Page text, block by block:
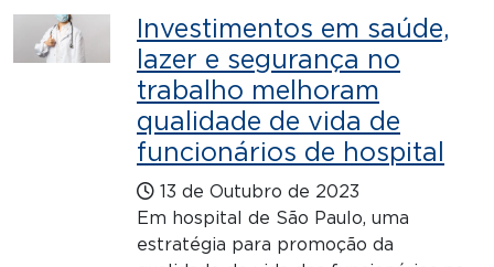
Investimentos em saúde,
lazer e segurança no
trabalho melhoram
qualidade de vida de
funcionários de hospital
13 de Outubro de 2023
Em hospital de São Paulo, uma
estratégia para promoção da